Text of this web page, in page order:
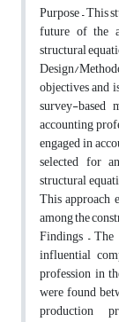
Purpose – This
future of the
structural
Design/
objectives and
survey-based
accounting
engaged in
selected for
structural
This approach
among the
Findings –
influential
profession in
were found
production